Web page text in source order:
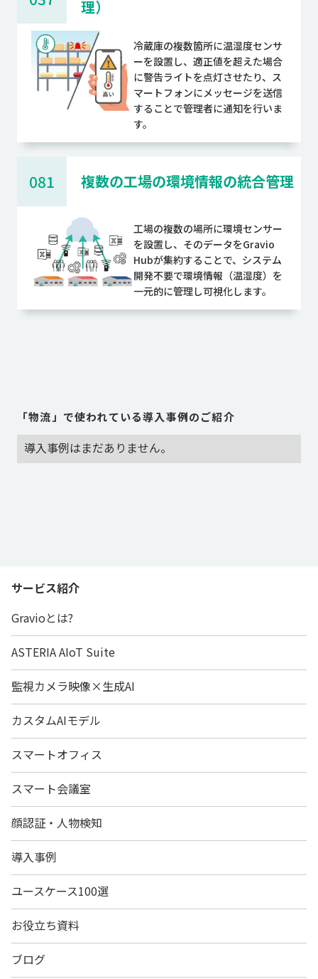
理）
冷蔵庫の複数箇所に温湿度センサ
ーを設置し、適正値を超えた場合
に警告ライトを点灯させたり、ス
マートフォンにメッセージを送信
することで管理者に通知を行いま
す。
081 複数の工場の環境情報の統合管理
工場の複数の場所に環境センサー
を設置し、そのデータをGravio
Hubが集約することで、システム
開発不要で環境情報（温湿度）を
一元的に管理し可視化します。
「物流」で使われている導入事例のご紹介
導入事例はまだありません。
サービス紹介
Gravioとは?
ASTERIA AIoT Suite
監視カメラ映像×生成AI
カスタムAIモデル
スマートオフィス
スマート会議室
顔認証・人物検知
導入事例
ユースケース100選
お役立ち資料
ブログ